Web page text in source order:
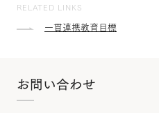
RELATED LINKS
一貫連携教育目標
お問い合わせ